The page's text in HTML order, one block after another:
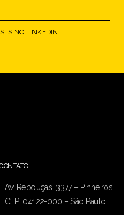
NO LINKEDIN
Av. Rebouças, 3377 – Pinheiros
CEP: 04122-000 – São Paulo